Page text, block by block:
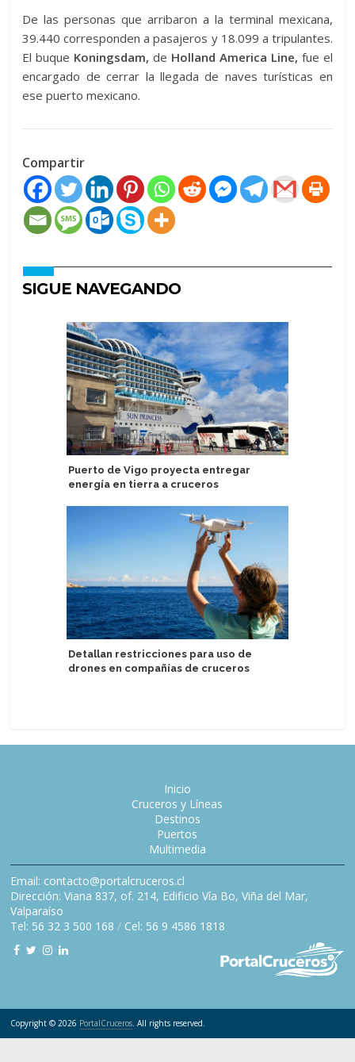
De las personas que arribaron a la terminal mexicana,
39.440 corresponden a pasajeros y 18.099 a tripulantes.
El buque Koningsdam, de Holland America Line, fue el
encargado de cerrar la llegada de naves turísticas en
ese puerto mexicano.
Compartir
SIGUE NAVEGANDO
Puerto de Vigo proyecta entregar
energía en tierra a cruceros
Detallan restricciones para uso de
drones en compañías de cruceros
Inicio
Cruceros y Líneas
Destinos
Puertos
Multimedia
Email: contacto@portalcruceros.cl
Dirección: Viana 837, of. 214, Edificio Vía Bo, Viña del Mar,
Valparaíso
Tel: 56 32 3 500 168 / Cel: 56 9 4586 1818
Copyright © 2026 PortalCruceros. All rights reserved.